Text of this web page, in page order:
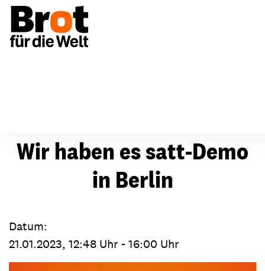
Wir haben es satt-Demo
in Berlin
Datum:
21.01.2023, 12:48 Uhr - 16:00 Uhr